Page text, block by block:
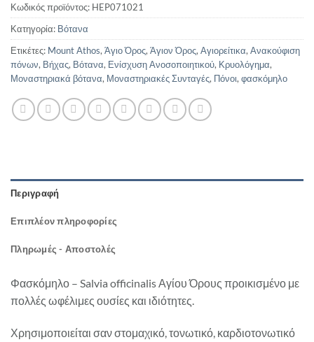
Κωδικός προϊόντος: HEP071021
Κατηγορία: Βότανα
Ετικέτες: Mount Athos, Άγιο Όρος, Άγιον Όρος, Αγιορείτικα, Ανακούφιση
πόνων, Βήχας, Βότανα, Ενίσχυση Ανοσοποιητικού, Κρυολόγημα,
Μοναστηριακά βότανα, Μοναστηριακές Συνταγές, Πόνοι, φασκόμηλο
Περιγραφή
Επιπλέον πληροφορίες
Πληρωμές - Αποστολές
Φασκόμηλο – Salvia officinalis Αγίου Όρους προικισμένο με
πολλές ωφέλιμες ουσίες και ιδιότητες.
Χρησιμοποιείται σαν στομαχικό, τονωτικό, καρδιοτονωτικό